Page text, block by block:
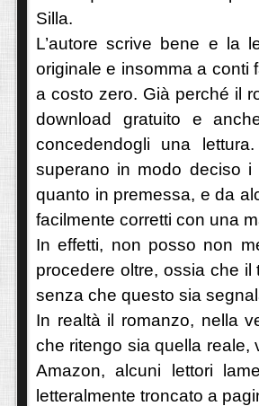
Silla.
L’autore scrive bene e la
originale e insomma a conti
a costo zero. Già perché il
download gratuito e
concedendogli una
superano in modo deciso i
quanto in premessa, e da
facilmente corretti con una
In effetti, non posso non
procedere oltre, ossia che
senza che questo sia
In realtà il romanzo, nella
che ritengo sia quella reale,
Amazon, alcuni lettori
letteralmente troncato a